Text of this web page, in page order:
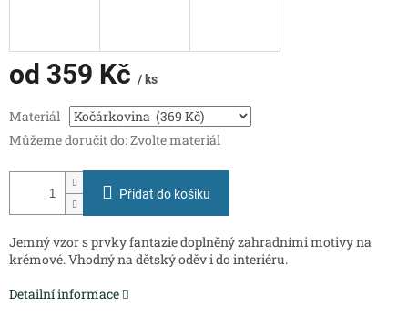
od 359 Kč / ks
cena:
Materiál
Můžeme doručit do:Zvolte materiál
Přidat do košíku
Jemný vzor s prvky fantazie doplněný zahradními motivy na
krémové. Vhodný na dětský oděv i do interiéru.
Detailní informace